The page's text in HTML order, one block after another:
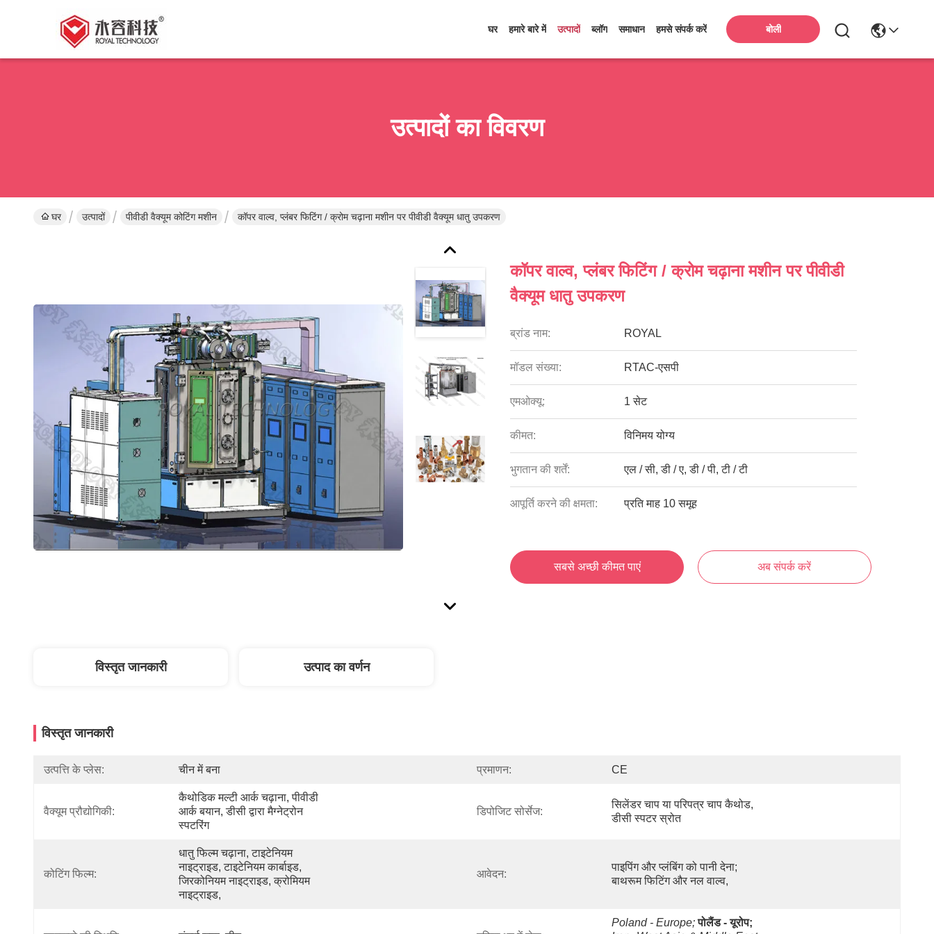
घर हमारे बारे में उत्पादों ब्लॉग समाधान हमसे संपर्क करें बोली
उत्पादों का विवरण
घर उत्पादों पीवीडी वैक्यूम कोटिंग मशीन कॉपर वाल्व, प्लंबर फिटिंग / क्रोम चढ़ाना मशीन पर पीवीडी वैक्यूम धातु उपकरण
कॉपर वाल्व, प्लंबर फिटिंग / क्रोम चढ़ाना मशीन पर पीवीडी
वैक्यूम धातु उपकरण
ब्रांड नाम: ROYAL
मॉडल संख्या: RTAC-एसपी
एमओक्यू: 1 सेट
कीमत: विनिमय योग्य
भुगतान की शर्तें: एल / सी, डी / ए, डी / पी, टी / टी
आपूर्ति करने की क्षमता: प्रति माह 10 समूह
सबसे अच्छी कीमत पाएं अब संपर्क करें
विस्तृत जानकारी उत्पाद का वर्णन
विस्तृत जानकारी
उत्पत्ति के प्लेस: चीन में बना प्रमाणन: CE
वैक्यूम प्रौद्योगिकी:
कैथोडिक मल्टी आर्क चढ़ाना, पीवीडी
आर्क बयान, डीसी द्वारा मैग्नेट्रोन
स्पटरिंग
डिपोजिट सोर्सेज:
सिलेंडर चाप या परिपत्र चाप कैथोड,
डीसी स्पटर स्रोत
कोटिंग फिल्म:
धातु फिल्म चढ़ाना, टाइटेनियम
नाइट्राइड, टाइटेनियम कार्बाइड,
जिरकोनियम नाइट्राइड, क्रोमियम
नाइट्राइड,
आवेदन:
पाइपिंग और प्लंबिंग को पानी देना;
बाथरूम फिटिंग और नल वाल्व,
Poland - Europe; पोलैंड - यूरोप;